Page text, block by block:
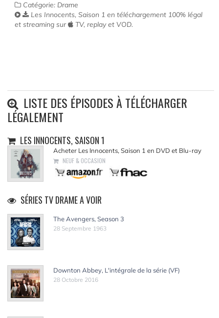
Catégorie: Drame
Les Innocents, Saison 1 en téléchargement 100% légal
et streaming sur
TV, replay et VOD.
LISTE DES ÉPISODES À TÉLÉCHARGER
LÉGALEMENT
LES INNOCENTS, SAISON 1
Acheter Les Innocents, Saison 1 en DVD et Blu-ray
NEUF & OCCASION
SÉRIES TV DRAME A VOIR
The Avengers, Season 3
28 Septembre 1963
Downton Abbey, L'intégrale de la série (VF)
28 Octobre 2016